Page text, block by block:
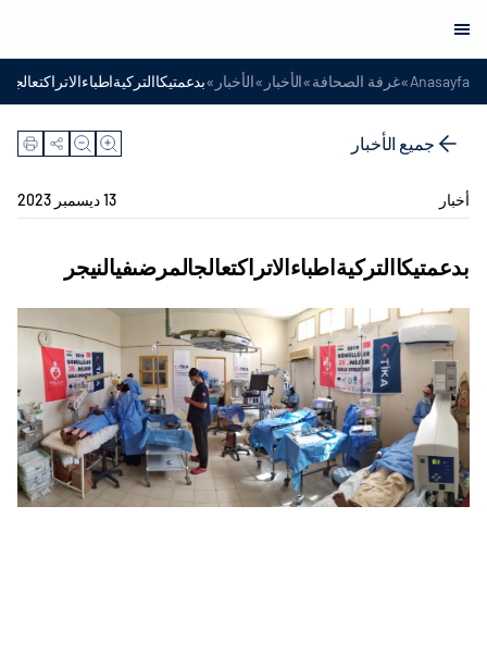
Anasayfa
»غرفة الصحافة»الأخبار »الأخبار »
جميع الأخبار
أخبار 13 ديسمبر 2023
بدعمتيكاالتركيةاطباءالاتراكتعالجالمرضىفيالنيجر